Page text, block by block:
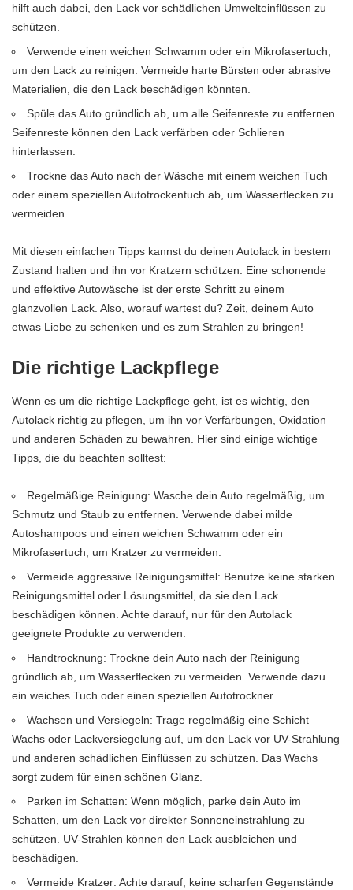
hilft auch dabei, den Lack vor schädlichen Umwelteinflüssen zu
schützen.
Verwende einen weichen Schwamm oder ein Mikrofasertuch,
um den Lack zu reinigen. Vermeide harte Bürsten oder abrasive
Materialien, die den Lack beschädigen könnten.
Spüle das Auto gründlich ab, um alle Seifenreste zu entfernen.
Seifenreste können den Lack verfärben oder Schlieren
hinterlassen.
Trockne das Auto nach der Wäsche mit einem weichen Tuch
oder einem speziellen Autotrockentuch ab, um Wasserflecken zu
vermeiden.
Mit diesen einfachen Tipps kannst du deinen Autolack in bestem
Zustand halten und ihn vor Kratzern schützen. Eine schonende
und effektive Autowäsche ist der erste Schritt zu einem
glanzvollen Lack. Also, worauf wartest du? Zeit, deinem Auto
etwas Liebe zu schenken und es zum Strahlen zu bringen!
Die richtige Lackpflege
Wenn es um die richtige Lackpflege geht, ist es wichtig, den
Autolack richtig zu pflegen, um ihn vor Verfärbungen, Oxidation
und anderen Schäden zu bewahren. Hier sind einige wichtige
Tipps, die du beachten solltest:
Regelmäßige Reinigung: Wasche dein Auto regelmäßig, um
Schmutz und Staub zu entfernen. Verwende dabei milde
Autoshampoos und einen weichen Schwamm oder ein
Mikrofasertuch, um Kratzer zu vermeiden.
Vermeide aggressive Reinigungsmittel: Benutze keine starken
Reinigungsmittel oder Lösungsmittel, da sie den Lack
beschädigen können. Achte darauf, nur für den Autolack
geeignete Produkte zu verwenden.
Handtrocknung: Trockne dein Auto nach der Reinigung
gründlich ab, um Wasserflecken zu vermeiden. Verwende dazu
ein weiches Tuch oder einen speziellen Autotrockner.
Wachsen und Versiegeln: Trage regelmäßig eine Schicht
Wachs oder Lackversiegelung auf, um den Lack vor UV-Strahlung
und anderen schädlichen Einflüssen zu schützen. Das Wachs
sorgt zudem für einen schönen Glanz.
Parken im Schatten: Wenn möglich, parke dein Auto im
Schatten, um den Lack vor direkter Sonneneinstrahlung zu
schützen. UV-Strahlen können den Lack ausbleichen und
beschädigen.
Vermeide Kratzer: Achte darauf, keine scharfen Gegenstände